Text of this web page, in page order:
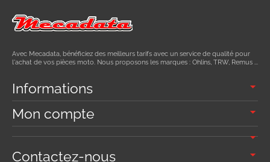
Avec Mecadata, bénéficiez des meilleurs tarifs avec un service de qualité pour
l'achat de vos pièces moto. Nous proposons les marques : Ohlins, TRW, Remus ...
Informations
Mon compte
Contactez-nous